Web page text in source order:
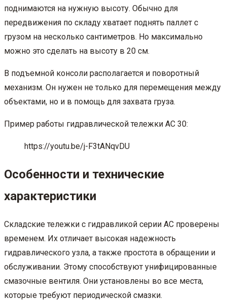
поднимаются на нужную высоту. Обычно для
передвижения по складу хватает поднять паллет с
грузом на несколько сантиметров. Но максимально
можно это сделать на высоту в 20 см.
В подъемной консоли располагается и поворотный
механизм. Он нужен не только для перемещения между
объектами, но и в помощь для захвата груза.
Пример работы гидравлической тележки АС 30:
https://youtu.be/j-F3tANqvDU
Особенности и технические
характеристики
Складские тележки с гидравликой серии АС проверены
временем. Их отличает высокая надежность
гидравлического узла, а также простота в обращении и
обслуживании. Этому способствуют унифицированные
смазочные вентиля. Они установлены во все места,
которые требуют периодической смазки.